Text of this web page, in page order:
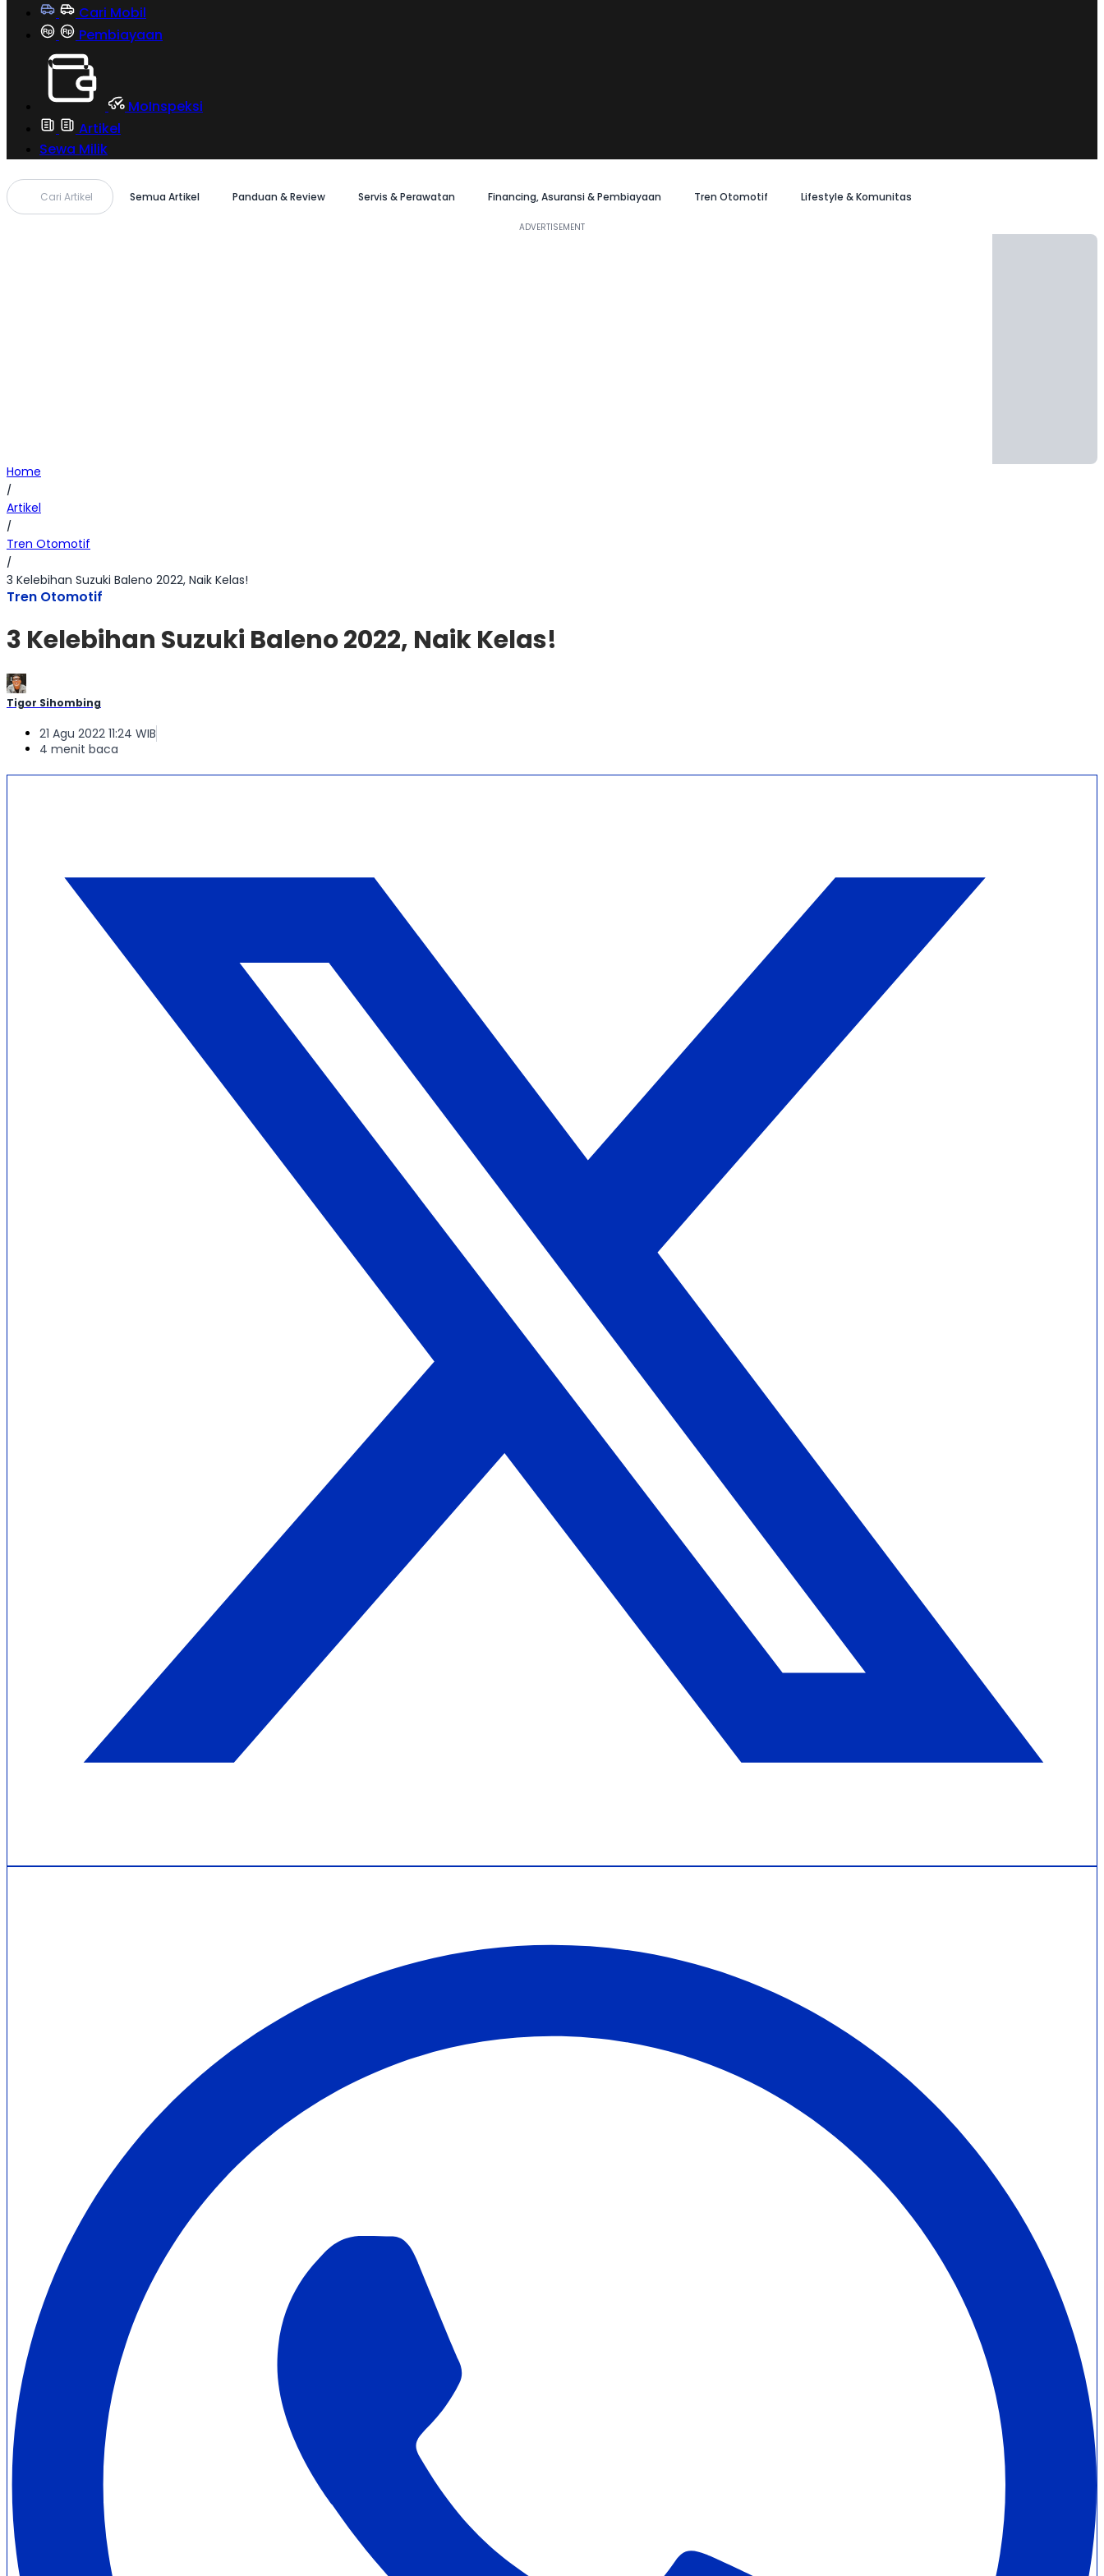
Cari Mobil
Pembiayaan
MoInspeksi
Artikel
Sewa Milik
Cari Artikel Semua Artikel Panduan & Review Servis & Perawatan Financing, Asuransi & Pembiayaan Tren Otomotif Lifestyle & Komunitas
Home
/
Artikel
/
Tren Otomotif
/
3 Kelebihan Suzuki Baleno 2022, Naik Kelas!
Tren Otomotif
3 Kelebihan Suzuki Baleno 2022, Naik Kelas!
Tigor Sihombing
21 Agu 2022 11:24 WIB
4 menit baca